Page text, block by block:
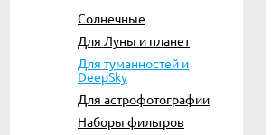
Солнечные
Для Луны и планет
Для туманностей и
DeepSky
Для астрофотографии
Наборы фильтров